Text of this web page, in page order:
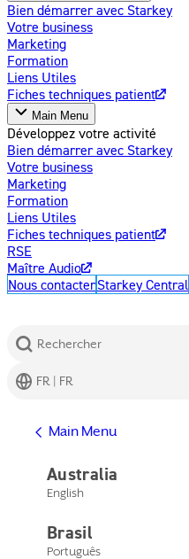
Bien démarrer avec Starkey
Votre business
Marketing
Formation
Liens Utiles
Fiches techniques patient
Main Menu
Développez votre activité
Bien démarrer avec Starkey
Votre business
Marketing
Formation
Liens Utiles
Fiches techniques patient
RSE
Maître Audio
Nous contacterStarkey Central
Rechercher
FR | FR
Main Menu
Australia
English
Brasil
Português
Nous contacter
Main Menu
Centre d'assistance
Assistance produits